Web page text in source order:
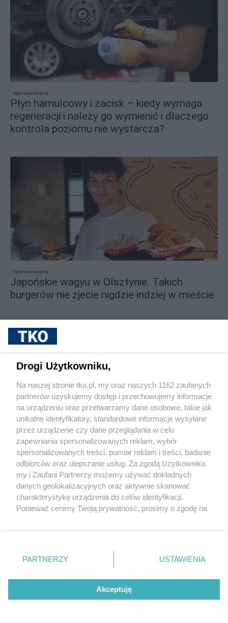
sponsorowane
Płyn hamulcowy i zacisk – kiedy wymaga
regeneracji i należy go wymienić i dlaczego
kontrola poziomu nie wystarcza?
sponsorowane
Japońskie wagyu w Olsztynie. Takich
burgerów nie zjecie nigdzie indziej w mieście
sponsorowane
Jak rozpoznać, że soczewki kontaktowe są
źle dobrane
Drogi Użytkowniku,
Na naszej stronie tko.pl, my oraz naszych 1162 zaufanych
partnerów uzyskujemy dostęp i przechowujemy informacje
na urządzeniu oraz przetwarzamy dane osobowe, takie jak
unikalne identyfikatory, standardowe informacje wysyłane
przez urządzenie czy dane przeglądania w celu
zapewniania spersonalizowanych reklam, wybór
spersonalizowanych treści, pomiar reklam i treści, badanie
odbiorców oraz ulepszanie usług. Za zgodą Użytkownika
my i Zaufani Partnerzy możemy używać dokładnych
danych geolokalizacyjnych oraz aktywnie skanować
charakterystykę urządzenia do celów identyfikacji.
Ponieważ cenimy Twoją prywatność, prosimy o zgodę na
znajdujący się w lewym dolnym rogu strony
. Niektóre
rodzaje przetwarzania danych nie wymagają zgody
użytkownika, ale masz prawo sprzeciwić się takiemu
przetwarzaniu. Preferencje będą miały zastosowania tylko
na tej witrynie.
PARTNERZY USTAWIENIA
Akceptuję